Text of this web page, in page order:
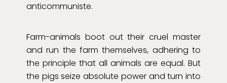
anticommuniste.
Farm-animals boot out their cruel master
and run the farm themselves, adhering to
the principle that all animals are equal. But
the pigs seize absolute power and turn into